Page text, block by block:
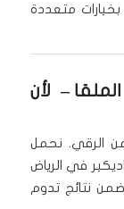
متعددة
– لأن
الرقي. نحمل
في الرياض
نتائج تدوم